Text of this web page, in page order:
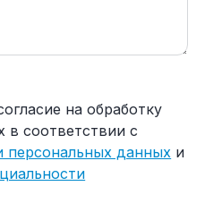
на обработку
в соответствии с
персональных данных и